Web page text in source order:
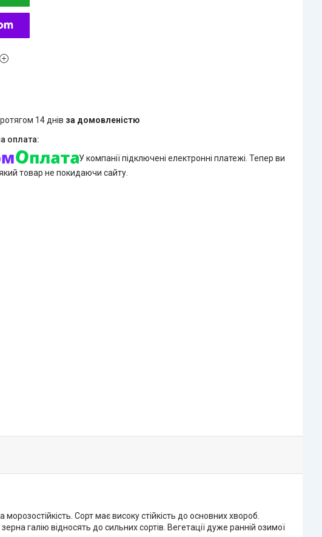
14 днів за домовленістю
У компанії підключені електронні платежі. Тепер ви
товар не покидаючи сайту.
Сорт має високу стійкість до основних хвороб.
галію відносять до сильних сортів. Вегетації дуже ранній озимої